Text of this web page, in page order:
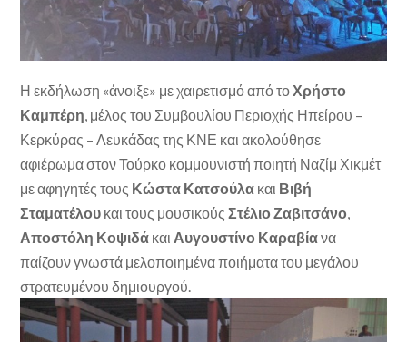
Η εκδήλωση «άνοιξε» με χαιρετισμό από τοΧρήστο
Καμπέρη, μέλος του Συμβουλίου Περιοχής Ηπείρου –
Κερκύρας – Λευκάδας της ΚΝΕ και ακολούθησε
αφιέρωμα στον Τούρκο κομμουνιστή ποιητή Ναζίμ Χικμέτ
με αφηγητές τους Κώστα Κατσούλα και Βιβή
Σταματέλου και τους μουσικούςΣτέλιο Ζαβιτσάνο,
Αποστόλη Κοψιδά και Αυγουστίνο Καραβίανα
παίζουν γνωστά μελοποιημένα ποιήματα του μεγάλου
στρατευμένου δημιουργού.